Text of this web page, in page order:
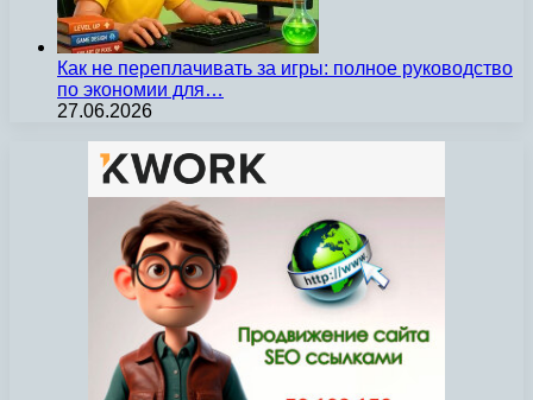
Как не переплачивать за игры: полное руководство
по экономии для…
27.06.2026